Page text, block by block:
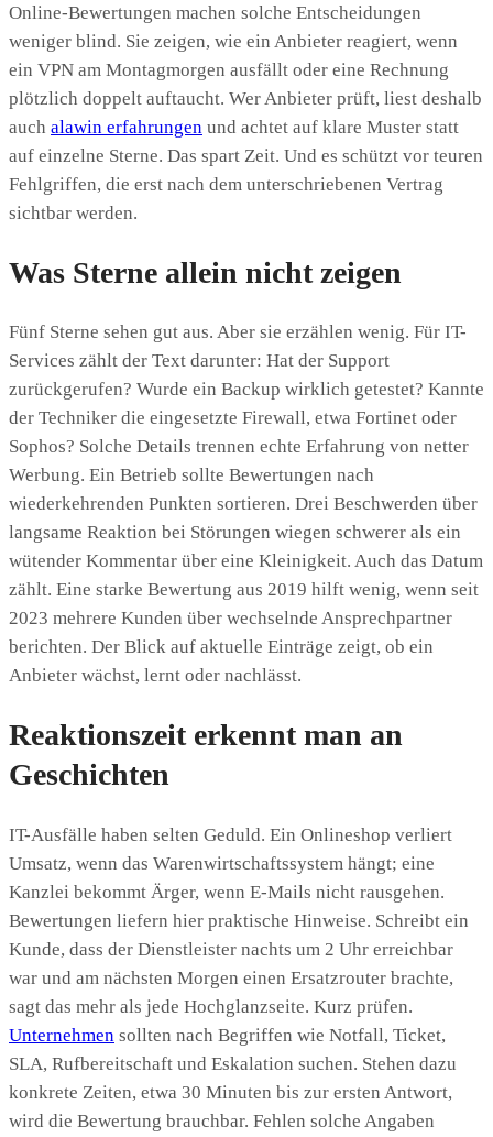
Online-Bewertungen machen solche Entscheidungen
weniger blind. Sie zeigen, wie ein Anbieter reagiert, wenn
ein VPN am Montagmorgen ausfällt oder eine Rechnung
plötzlich doppelt auftaucht. Wer Anbieter prüft, liest deshalb
auch alawin erfahrungen und achtet auf klare Muster statt
auf einzelne Sterne. Das spart Zeit. Und es schützt vor teuren
Fehlgriffen, die erst nach dem unterschriebenen Vertrag
sichtbar werden.
Was Sterne allein nicht zeigen
Fünf Sterne sehen gut aus. Aber sie erzählen wenig. Für IT-
Services zählt der Text darunter: Hat der Support
zurückgerufen? Wurde ein Backup wirklich getestet? Kannte
der Techniker die eingesetzte Firewall, etwa Fortinet oder
Sophos? Solche Details trennen echte Erfahrung von netter
Werbung. Ein Betrieb sollte Bewertungen nach
wiederkehrenden Punkten sortieren. Drei Beschwerden über
langsame Reaktion bei Störungen wiegen schwerer als ein
wütender Kommentar über eine Kleinigkeit. Auch das Datum
zählt. Eine starke Bewertung aus 2019 hilft wenig, wenn seit
2023 mehrere Kunden über wechselnde Ansprechpartner
berichten. Der Blick auf aktuelle Einträge zeigt, ob ein
Anbieter wächst, lernt oder nachlässt.
Reaktionszeit erkennt man an
Geschichten
IT-Ausfälle haben selten Geduld. Ein Onlineshop verliert
Umsatz, wenn das Warenwirtschaftssystem hängt; eine
Kanzlei bekommt Ärger, wenn E-Mails nicht rausgehen.
Bewertungen liefern hier praktische Hinweise. Schreibt ein
Kunde, dass der Dienstleister nachts um 2 Uhr erreichbar
war und am nächsten Morgen einen Ersatzrouter brachte,
sagt das mehr als jede Hochglanzseite. Kurz prüfen.
Unternehmen sollten nach Begriffen wie Notfall, Ticket,
SLA, Rufbereitschaft und Eskalation suchen. Stehen dazu
konkrete Zeiten, etwa 30 Minuten bis zur ersten Antwort,
wird die Bewertung brauchbar. Fehlen solche Angaben